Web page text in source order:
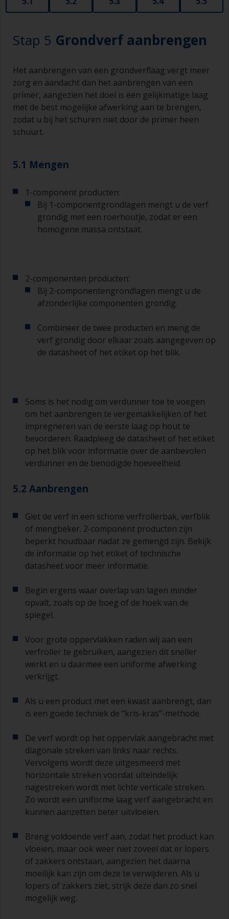
voor het aanbrengen en gladstrijken van kleinere
gebieden die gevuld zijn met plamuur.
Bij het schuren van plamuur is het heel
gemakkelijk om per ongeluk de omringende
gebieden door de eindlaag zichtbaar worden. Ga
voorzichtig te werk om dit te voorkomen.
Stap 5 Grondverf aanbrengen
Het aanbrengen van een grondverflaag vergt meer
zorg en aandacht dan het aanbrengen van een
primer, aangezien het doel is een gelijkmatige laag
met de best mogelijke afwerking aan te brengen,
zodat u bij het schuren niet door de primer heen
schuurt.
5.1 Mengen
1-component producten:
Bij 1-componentgrondlagen mengt u de verf
grondig met een roerhoutje, zodat er een
homogene massa ontstaat.
2-componenten producten:
Bij 2-componentengrondlagen mengt u de
afzonderlijke componenten grondig.
Combineer de twee producten en meng de
verf grondig door elkaar zoals aangegeven op
de datasheet of het etiket op het blik.
Soms is het nodig om verdunner toe te voegen
om het aanbrengen te vergemakkelijken of het
impregneren van de eerste laag op hout te
bevorderen. Raadpleeg de datasheet of het etiket
op het blik voor informatie over de aanbevolen
verdunner en de benodigde hoeveelheid.
5.2 Aanbrengen
Giet de verf in een schone verfrollerbak, verfblik
of mengbeker. 2-component producten zijn
beperkt houdbaar nadat ze gemengd zijn. Bekijk
de informatie op het etiket of technische
datasheet voor meer informatie.
Begin ergens waar overlap van lagen minder
opvalt, zoals op de boeg of de hoek van de
spiegel.
Voor grote oppervlakken raden wij aan een
verfroller te gebruiken, aangezien dit sneller
werkt en u daarmee een uniforme afwerking
verkrijgt.
Als u een product met een kwast aanbrengt, dan
is een goede techniek de “kris-kras”-methode.
De verf wordt op het oppervlak aangebracht met
diagonale streken van links naar rechts.
Vervolgens wordt deze uitgesmeerd met
horizontale streken voordat uiteindelijk
nagestreken wordt met lichte verticale streken.
Zo wordt een uniforme laag verf aangebracht en
kunnen aanzetten beter uitvloeien.
Breng voldoende verf aan, zodat het product kan
vloeien, maar ook weer niet zoveel dat er lopers
of zakkers ontstaan, aangezien het daarna
moeilijk kan zijn om deze te verwijderen. Als u
lopers of zakkers ziet, strijk deze dan zo snel
mogelijk weg.